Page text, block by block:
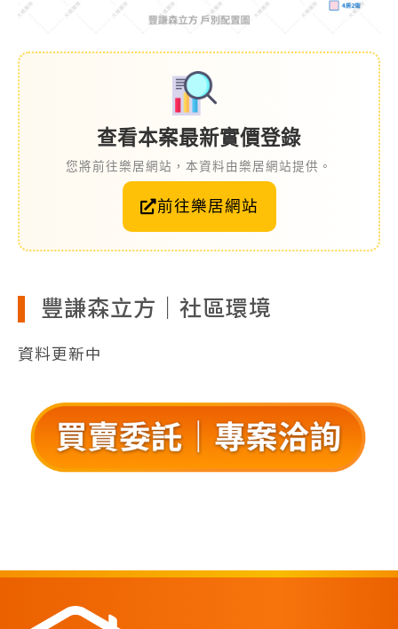
查看本案最新實價登錄
您將前往樂居網站，本資料由樂居網站提供。
前往樂居網站
豐謙森立方｜社區環境
資料更新中